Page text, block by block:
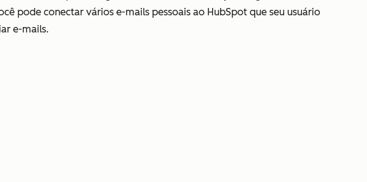
pode conectar vários e-mails pessoais ao HubSpot que seu usuário
e-mails.